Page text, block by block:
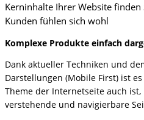
Kerninhalte Ihrer Website
Kunden fühlen sich wohl
Komplexe Produkte einfach
Dank aktueller Techniken und
Darstellungen (Mobile First) ist
Theme der Internetseite auch
verstehende und navigierbare